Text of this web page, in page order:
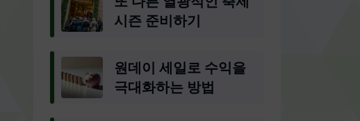
시즌 준비하기
원데이 세일로 수익을
극대화하는 방법